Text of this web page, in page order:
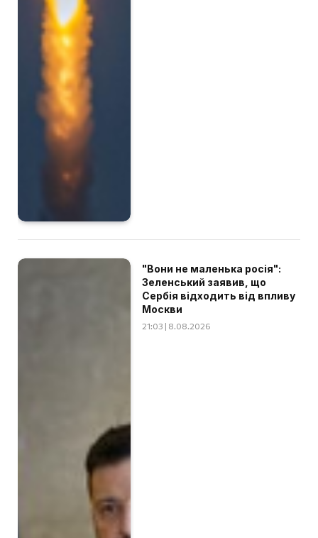
"Вони не маленька росія":
Зеленський заявив, що
Сербія відходить від впливу
Москви
21:03 | 8.08.2026